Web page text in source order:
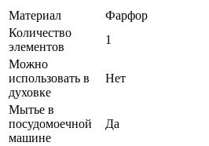
Материал
Фарфор
Количество
элементов
1
Можно
использовать в
духовке
Нет
Мытье в
посудомоечной
машине
Да